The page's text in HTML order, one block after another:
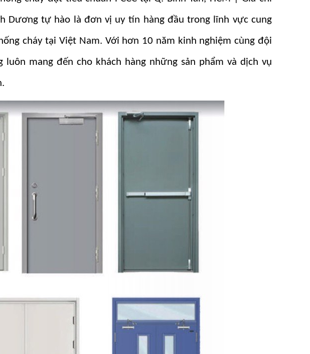
Dương tự hào là đơn vị uy tín hàng đầu trong lĩnh vực cung
cháy tại Việt Nam. Với hơn 10 năm kinh nghiệm cùng đội
mang đến cho khách hàng những sản phẩm và dịch vụ